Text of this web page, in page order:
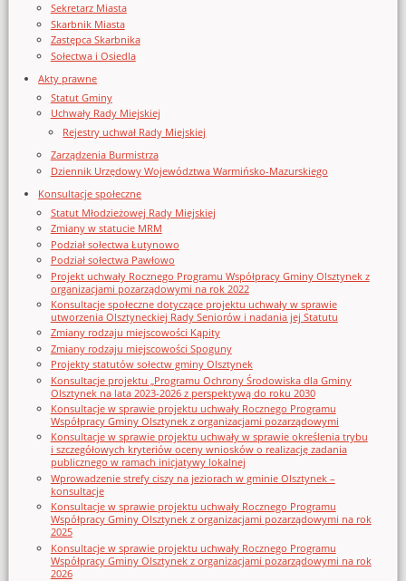
Sekretarz Miasta
Skarbnik Miasta
Zastępca Skarbnika
Sołectwa i Osiedla
Akty prawne
Statut Gminy
Uchwały Rady Miejskiej
Rejestry uchwał Rady Miejskiej
Zarządzenia Burmistrza
Dziennik Urzędowy Województwa Warmińsko-Mazurskiego
Konsultacje społeczne
Statut Młodzieżowej Rady Miejskiej
Zmiany w statucie MRM
Podział sołectwa Łutynowo
Podział sołectwa Pawłowo
Projekt uchwały Rocznego Programu Współpracy Gminy Olsztynek z
organizacjami pozarządowymi na rok 2022
Konsultacje społeczne dotyczące projektu uchwały w sprawie
utworzenia Olsztyneckiej Rady Seniorów i nadania jej Statutu
Zmiany rodzaju miejscowości Kąpity
Zmiany rodzaju miejscowości Spoguny
Projekty statutów sołectw gminy Olsztynek
Konsultacje projektu „Programu Ochrony Środowiska dla Gminy
Olsztynek na lata 2023-2026 z perspektywą do roku 2030
Konsultacje w sprawie projektu uchwały Rocznego Programu
Współpracy Gminy Olsztynek z organizacjami pozarządowymi
Konsultacje w sprawie projektu uchwały w sprawie określenia trybu
i szczegółowych kryteriów oceny wniosków o realizację zadania
publicznego w ramach inicjatywy lokalnej
Wprowadzenie strefy ciszy na jeziorach w gminie Olsztynek –
konsultacje
Konsultacje w sprawie projektu uchwały Rocznego Programu
Współpracy Gminy Olsztynek z organizacjami pozarządowymi na rok
2025
Konsultacje w sprawie projektu uchwały Rocznego Programu
Współpracy Gminy Olsztynek z organizacjami pozarządowymi na rok
2026